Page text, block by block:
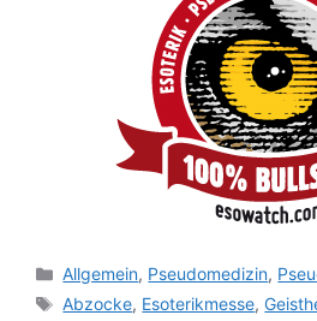
Kategorien
Allgemein, Pseudomedizin,
Schlagwörter
Abzocke, Esoterikmesse,